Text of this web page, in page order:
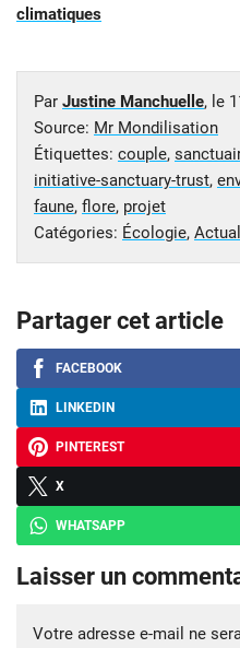
climatiques
Par Justine Manchuelle, le
Source: Mr Mondilisation
Étiquettes: couple,
initiative-sanctuary-trust,
faune, flore, projet
Catégories: Écologie,
Partager cet article
FACEBOOK
LINKEDIN
PINTEREST
X
WHATSAPP
Laisser un
Votre adresse e-mail ne